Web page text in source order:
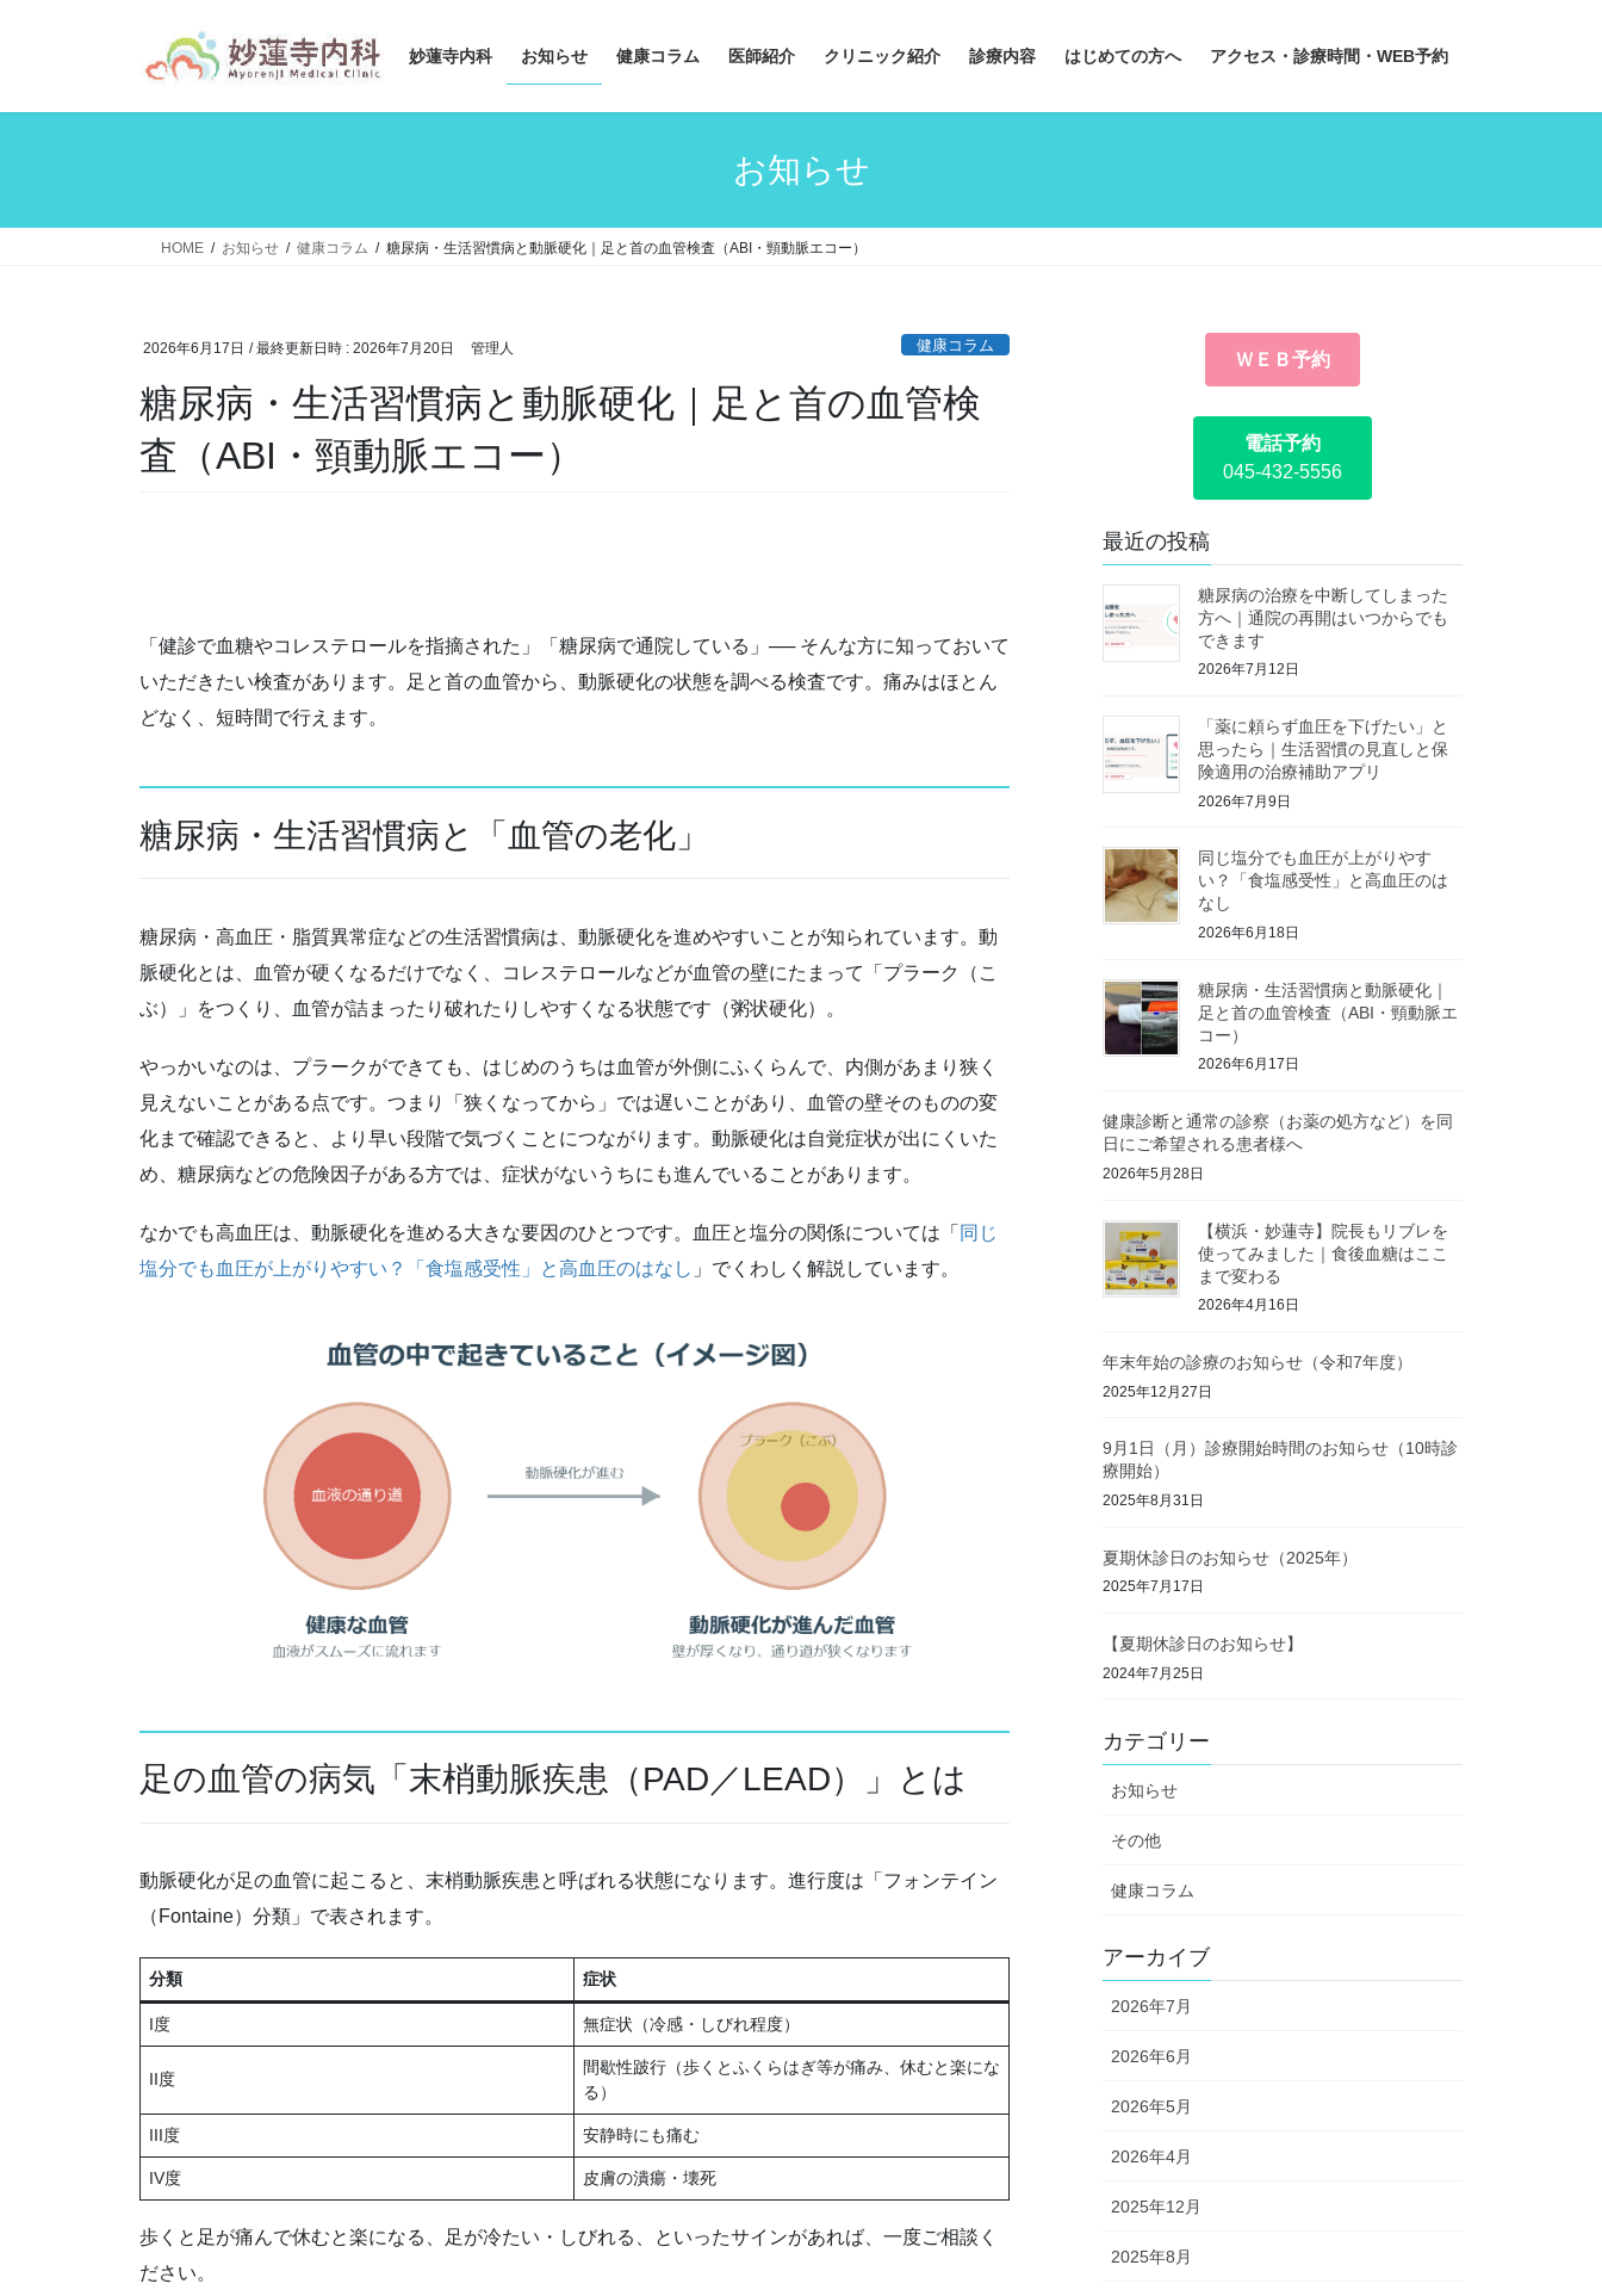
妙蓮寺内科 お知らせ 健康コラム 医師紹介 クリニック紹介 診療内容 はじめての方へ アクセス・診療時間・WEB予約
お知らせ
HOME お知らせ 健康コラム 糖尿病・生活習慣病と動脈硬化｜足と首の血管検査（ABI・頸動脈エコー）
2026年6月17日 / 最終更新日時 : 2026年7月20日 管理人 健康コラム
糖尿病・生活習慣病と動脈硬化｜足と首の血管検
査（ABI・頸動脈エコー）
「健診で血糖やコレステロールを指摘された」「糖尿病で通院している」── そんな方に知っておいて
いただきたい検査があります。足と首の血管から、動脈硬化の状態を調べる検査です。痛みはほとん
どなく、短時間で行えます。
糖尿病・生活習慣病と「血管の老化」
糖尿病・高血圧・脂質異常症などの生活習慣病は、動脈硬化を進めやすいことが知られています。動
脈硬化とは、血管が硬くなるだけでなく、コレステロールなどが血管の壁にたまって「プラーク（こ
ぶ）」をつくり、血管が詰まったり破れたりしやすくなる状態です（粥状硬化）。
やっかいなのは、プラークができても、はじめのうちは血管が外側にふくらんで、内側があまり狭く
見えないことがある点です。つまり「狭くなってから」では遅いことがあり、血管の壁そのものの変
化まで確認できると、より早い段階で気づくことにつながります。動脈硬化は自覚症状が出にくいた
め、糖尿病などの危険因子がある方では、症状がないうちにも進んでいることがあります。
なかでも高血圧は、動脈硬化を進める大きな要因のひとつです。血圧と塩分の関係については「 同じ
塩分でも血圧が上がりやすい？「食塩感受性」と高血圧のはなし 」でくわしく解説しています。
足の血管の病気「末梢動脈疾患（PAD／LEAD）」とは
動脈硬化が足の血管に起こると、末梢動脈疾患と呼ばれる状態になります。進行度は「フォンテイン
（Fontaine）分類」で表されます。
分類 症状
I度 無症状（冷感・しびれ程度）
II度
間歇性跛行（歩くとふくらはぎ等が痛み、休むと楽にな
る）
III度 安静時にも痛む
IV度 皮膚の潰瘍・壊死
歩くと足が痛んで休むと楽になる、足が冷たい・しびれる、といったサインがあれば、一度ご相談く
ださい。
ＷＥＢ予約
電話予約
045-432-5556
最近の投稿
糖尿病の治療を中断してしまった
方へ｜通院の再開はいつからでも
できます
2026年7月12日
「薬に頼らず血圧を下げたい」と
思ったら｜生活習慣の見直しと保
険適用の治療補助アプリ
2026年7月9日
同じ塩分でも血圧が上がりやす
い？「食塩感受性」と高血圧のは
なし
2026年6月18日
糖尿病・生活習慣病と動脈硬化｜
足と首の血管検査（ABI・頸動脈エ
コー）
2026年6月17日
健康診断と通常の診察（お薬の処方など）を同
日にご希望される患者様へ
2026年5月28日
【横浜・妙蓮寺】院長もリブレを
使ってみました｜食後血糖はここ
まで変わる
2026年4月16日
年末年始の診療のお知らせ（令和7年度）
2025年12月27日
9月1日（月）診療開始時間のお知らせ（10時診
療開始）
2025年8月31日
夏期休診日のお知らせ（2025年）
2025年7月17日
【夏期休診日のお知らせ】
2024年7月25日
カテゴリー
お知らせ
その他
健康コラム
アーカイブ
2026年7月
2026年6月
2026年5月
2026年4月
2025年12月
2025年8月